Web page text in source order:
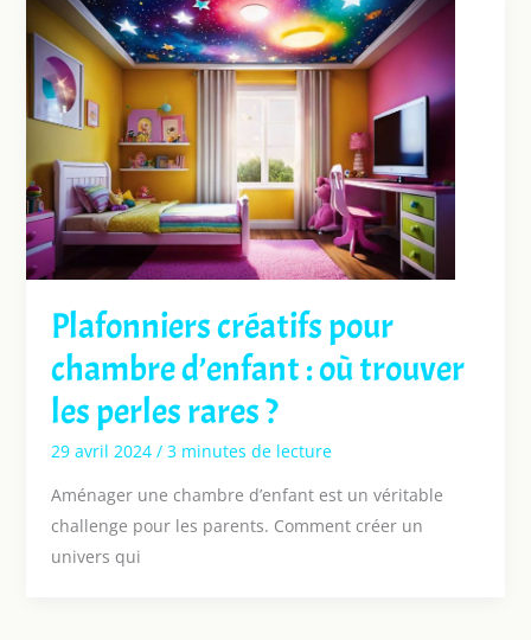
Plafonniers créatifs pour
chambre d’enfant : où trouver
les perles rares ?
29 avril 2024 / 3 minutes de lecture
Aménager une chambre d’enfant est un véritable
challenge pour les parents. Comment créer un
univers qui